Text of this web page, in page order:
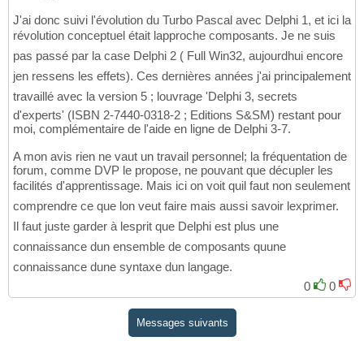
J'ai donc suivi l'évolution du Turbo Pascal avec Delphi 1, et ici la
révolution conceptuel était lapproche composants. Je ne suis
pas passé par la case Delphi 2 ( Full Win32, aujourdhui encore
jen ressens les effets). Ces dernières années j'ai principalement
travaillé avec la version 5 ; louvrage 'Delphi 3, secrets
d'experts' (ISBN 2-7440-0318-2 ; Editions S&SM) restant pour
moi, complémentaire de l'aide en ligne de Delphi 3-7.
A mon avis rien ne vaut un travail personnel; la fréquentation de
forum, comme DVP le propose, ne pouvant que décupler les
facilités d'apprentissage. Mais ici on voit quil faut non seulement
comprendre ce que lon veut faire mais aussi savoir lexprimer.
Il faut juste garder à lesprit que Delphi est plus une
connaissance dun ensemble de composants quune
connaissance dune syntaxe dun langage.
0
0
Messages suivants